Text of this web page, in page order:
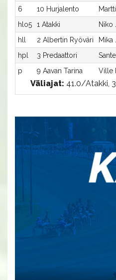
6
10 Hurjalento
hlo5
1 Atakki Niko
hll
2 Albertin Ryöväri Mika
hpl
3 Predaattori
p
9 Aavan Tarina Ville
Väliajat: 41.0/Atakki,